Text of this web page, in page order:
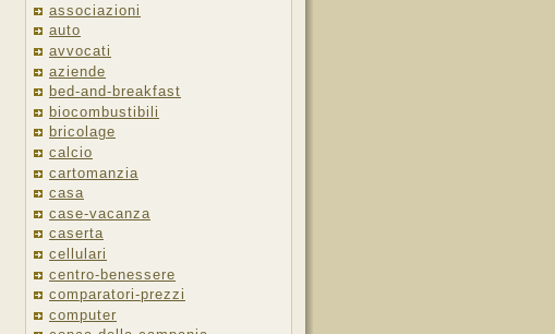
associazioni
auto
avvocati
aziende
bed-and-breakfast
biocombustibili
bricolage
calcio
cartomanzia
casa
case-vacanza
caserta
cellulari
centro-benessere
comparatori-prezzi
computer